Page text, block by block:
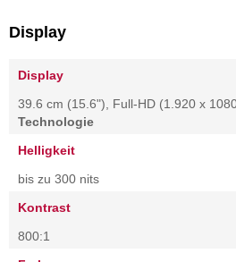
Display
Display
39.6 cm (15.6"), Full-HD (1.920 x
Technologie
Helligkeit
bis zu 300 nits
Kontrast
800:1